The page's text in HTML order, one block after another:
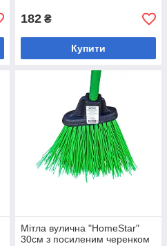
182 ₴
Купити
Мітла вулична "HomeStar"
30см з посиленим черенком